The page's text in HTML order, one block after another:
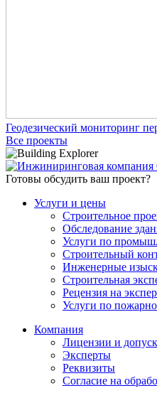
Геодезический мониторинг
Все проекты
Готовы обсудить ваш проект?
Услуги и цены
Строительное
Обследование
Услуги по
Строительный
Инженерные
Строительная
Рецензия на
Услуги по
Компания
Лицензии и
Эксперты
Реквизиты
Согласие на